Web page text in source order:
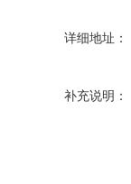
详细地址：
补充说明：